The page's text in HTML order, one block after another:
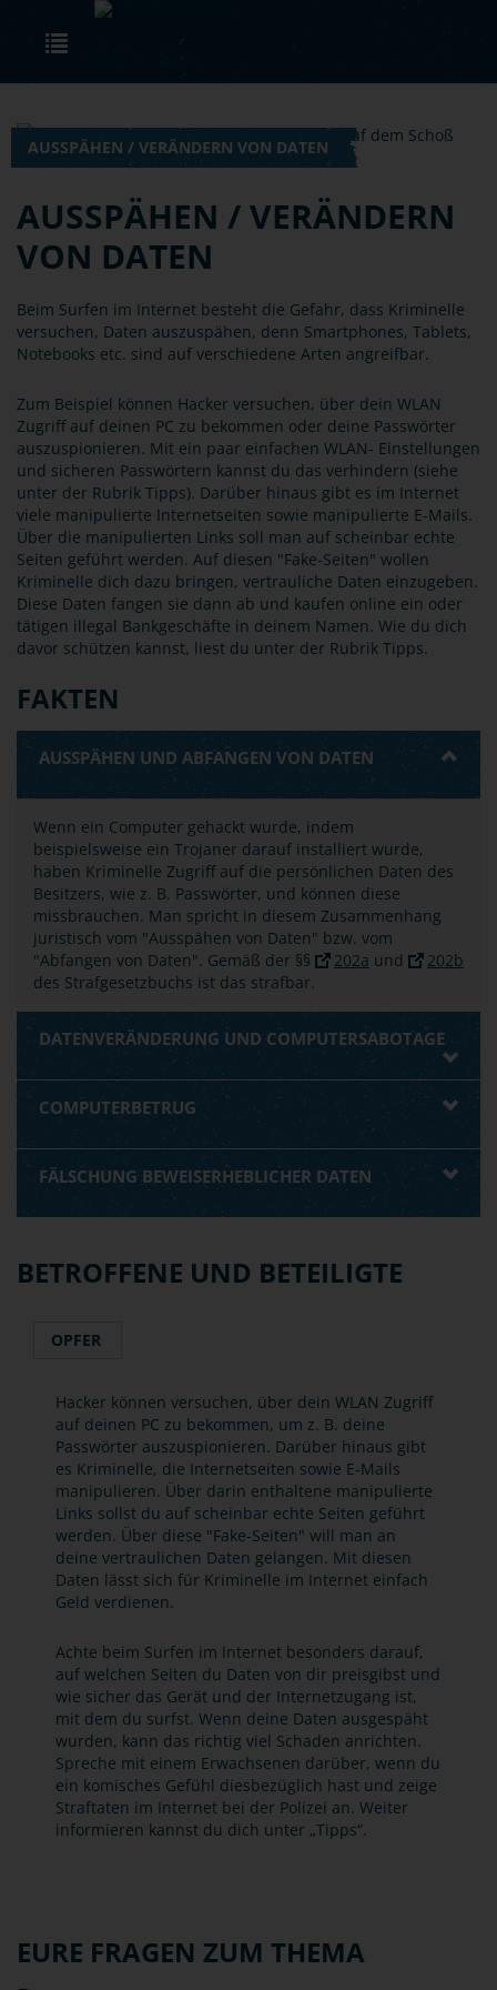
Skip to main content
AUSSPÄHEN / VERÄNDERN VON DATEN
AUSSPÄHEN / VERÄNDERN
VON DATEN
Beim Surfen im Internet besteht die Gefahr, dass Kriminelle
versuchen, Daten auszuspähen, denn Smartphones, Tablets,
Notebooks etc. sind auf verschiedene Arten angreifbar.
Zum Beispiel können Hacker versuchen, über dein WLAN
Zugriff auf deinen PC zu bekommen oder deine Passwörter
auszuspionieren. Mit ein paar einfachen WLAN- Einstellungen
und sicheren Passwörtern kannst du das verhindern (siehe
unter der Rubrik Tipps). Darüber hinaus gibt es im Internet
viele manipulierte Internetseiten sowie manipulierte E-Mails.
Über die manipulierten Links soll man auf scheinbar echte
Seiten geführt werden. Auf diesen "Fake-Seiten" wollen
Kriminelle dich dazu bringen, vertrauliche Daten einzugeben.
Diese Daten fangen sie dann ab und kaufen online ein oder
tätigen illegal Bankgeschäfte in deinem Namen. Wie du dich
davor schützen kannst, liest du unter der Rubrik Tipps.
FAKTEN
AUSSPÄHEN UND ABFANGEN VON DATEN
Wenn ein Computer gehackt wurde, indem
beispielsweise ein Trojaner darauf installiert wurde,
haben Kriminelle Zugriff auf die persönlichen Daten des
Besitzers, wie z. B. Passwörter, und können diese
missbrauchen. Man spricht in diesem Zusammenhang
juristisch vom "Ausspähen von Daten" bzw. vom
"Abfangen von Daten". Gemäß der §§
202a und
202b
des Strafgesetzbuchs ist das strafbar.
DATENVERÄNDERUNG UND COMPUTERSABOTAGE
COMPUTERBETRUG
FÄLSCHUNG BEWEISERHEBLICHER DATEN
BETROFFENE UND BETEILIGTE
OPFER
Hacker können versuchen, über dein WLAN Zugriff
auf deinen PC zu bekommen, um z. B. deine
Passwörter auszuspionieren. Darüber hinaus gibt
es Kriminelle, die Internetseiten sowie E-Mails
manipulieren. Über darin enthaltene manipulierte
Links sollst du auf scheinbar echte Seiten geführt
werden. Über diese "Fake-Seiten" will man an
deine vertraulichen Daten gelangen. Mit diesen
Daten lässt sich für Kriminelle im Internet einfach
Geld verdienen.
Achte beim Surfen im Internet besonders darauf,
auf welchen Seiten du Daten von dir preisgibst und
wie sicher das Gerät und der Internetzugang ist,
mit dem du surfst. Wenn deine Daten ausgespäht
wurden, kann das richtig viel Schaden anrichten.
Spreche mit einem Erwachsenen darüber, wenn du
ein komisches Gefühl diesbezüglich hast und zeige
Straftaten im Internet bei der Polizei an. Weiter
informieren kannst du dich unter „Tipps“.
EURE FRAGEN ZUM THEMA